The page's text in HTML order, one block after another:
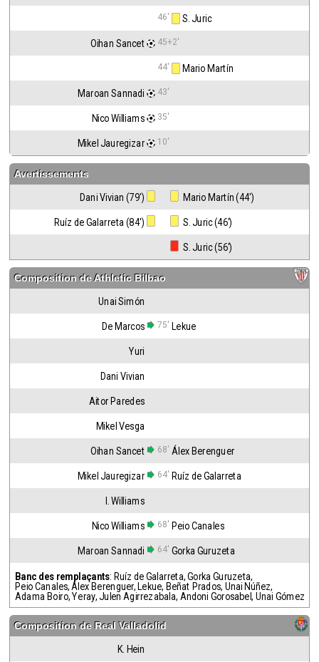
46' S. Juric
Oihan Sancet 45+2'
44' Mario Martín
Maroan Sannadi 43'
Nico Williams 35'
Mikel Jauregizar 10'
Avertissements
Dani Vivian (79') Mario Martín (44')
Ruíz de Galarreta (84') S. Juric (46')
S. Juric (56')
Composition deAthletic Bilbao
Unai Simón
De Marcos 75' Lekue
Yuri
Dani Vivian
Aitor Paredes
Mikel Vesga
Oihan Sancet 68' Álex Berenguer
Mikel Jauregizar 64' Ruíz de Galarreta
I. Williams
Nico Williams 68' Peio Canales
Maroan Sannadi 64' Gorka Guruzeta
Banc des remplaçants: Ruíz de Galarreta,Gorka Guruzeta,
Peio Canales, Álex Berenguer, Lekue, Beñat Prados, Unai Núñez,
Adama Boiro,Yeray,Julen Agirrezabala, Andoni Gorosabel, Unai Gómez
Composition de Real Valladolid
K. Hein